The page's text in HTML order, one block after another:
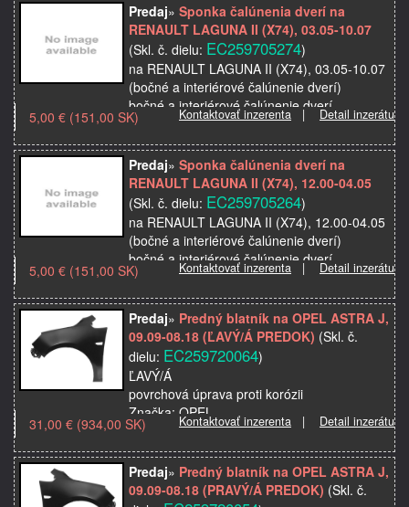
Predaj» Sponka čalúnenia dverí na
RENAULT LAGUNA II (X74), 03.05-10.07
(Skl. č. dielu: EC259705274)
na RENAULT LAGUNA II (X74), 03.05-10.07
(bočné a interiérové čalúnenie dverí)
bočné a interiérové čalúnenie dverí
Značka: RENAULT
Model použitia:
Popis: bočné a inter…
Kontaktovať inzerenta | Detail inzerátu
5,00 € (151,00 SK)
Predaj» Sponka čalúnenia dverí na
RENAULT LAGUNA II (X74), 12.00-04.05
(Skl. č. dielu: EC259705264)
na RENAULT LAGUNA II (X74), 12.00-04.05
(bočné a interiérové čalúnenie dverí)
bočné a interiérové čalúnenie dverí
Značka: RENAULT
Model použitia:
Popis: bočné a inter…
Kontaktovať inzerenta | Detail inzerátu
5,00 € (151,00 SK)
Predaj» Predný blatník na OPEL ASTRA J,
09.09-08.18 (ĽAVÝ/Á PREDOK) (Skl. č.
dielu: EC259720064)
ĽAVÝ/Á
povrchová úprava proti korózii
Značka: OPEL
Model použitia: ASTRA J, 09.09-08.18
Verzia modelu/výbavy: 5D;sedan;Sports
Tourer
Kvalita: Odporúčaná kvalita
…
Kontaktovať inzerenta | Detail inzerátu
31,00 € (934,00 SK)
Predaj» Predný blatník na OPEL ASTRA J,
09.09-08.18 (PRAVÝ/Á PREDOK) (Skl. č.